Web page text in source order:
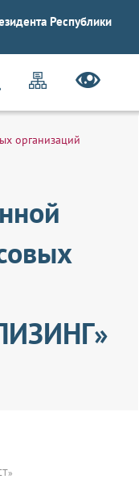
Республики
организаций